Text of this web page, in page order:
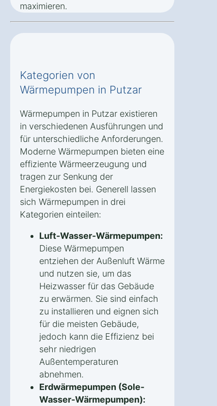
maximieren.
Kategorien von
Wärmepumpen in Putzar
Wärmepumpen in Putzar existieren
in verschiedenen Ausführungen und
für unterschiedliche Anforderungen.
Moderne Wärmepumpen bieten eine
effiziente Wärmeerzeugung und
tragen zur Senkung der
Energiekosten bei. Generell lassen
sich Wärmepumpen in drei
Kategorien einteilen:
Luft-Wasser-Wärmepumpen:
Diese Wärmepumpen
entziehen der Außenluft Wärme
und nutzen sie, um das
Heizwasser für das Gebäude
zu erwärmen. Sie sind einfach
zu installieren und eignen sich
für die meisten Gebäude,
jedoch kann die Effizienz bei
sehr niedrigen
Außentemperaturen
abnehmen.
Erdwärmepumpen (Sole-
Wasser-Wärmepumpen):